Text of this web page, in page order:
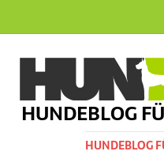
HUNDEBLOG
HUNDEBLOG